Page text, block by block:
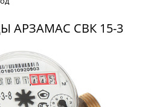
АРЗАМАС СВК 15-3